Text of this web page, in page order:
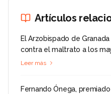
Artículos
El Arzobispado de
contra el maltrato a los
Leer más
Fernando Ónega,